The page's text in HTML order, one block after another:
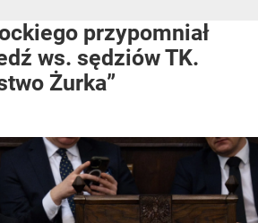
przypomniał
ws. sędziów TK.
Żurka”